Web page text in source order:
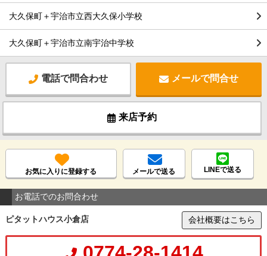
大久保町＋宇治市立西大久保小学校
大久保町＋宇治市立南宇治中学校
電話で問合わせ メールで問合せ
来店予約
お気に入りに登録する メールで送る LINEで送る
お電話でのお問合わせ
ピタットハウス小倉店 会社概要はこちら